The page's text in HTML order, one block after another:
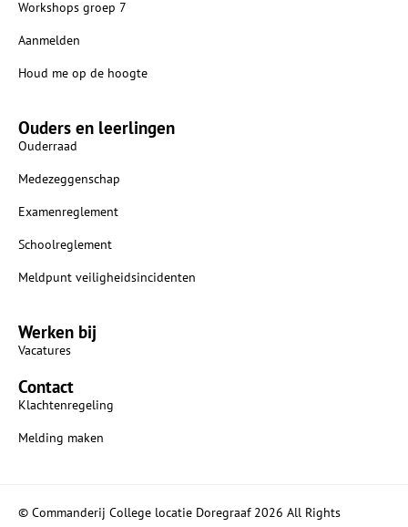
Workshops groep 7
Aanmelden
Houd me op de hoogte
Ouders en leerlingen
Ouderraad
Medezeggenschap
Examenreglement
Schoolreglement
Meldpunt veiligheidsincidenten
Werken bij
Vacatures
Contact
Klachtenregeling
Melding maken
© Commanderij College locatie Doregraaf 2026 All Rights